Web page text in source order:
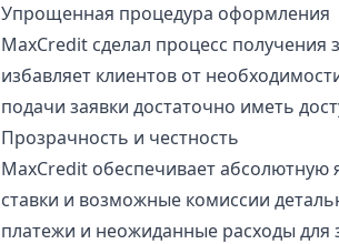
Упрощенная процедура оформления
MaxCredit сделал процесс
избавляет клиентов от
подачи заявки достаточно иметь
Прозрачность и честность
MaxCredit обеспечивает абсолютную
ставки и возможные комиссии
платежи и неожиданные расходы